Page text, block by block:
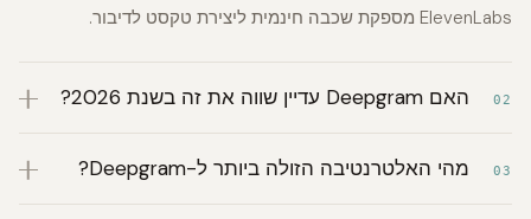
ElevenLabs מספקת שכבה חינמית ליצירת טקסט לדיבור.
02 האם Deepgram עדיין שווה את זה בשנת 2026?
03 מהי האלטרנטיבה הזולה ביותר ל-Deepgram?